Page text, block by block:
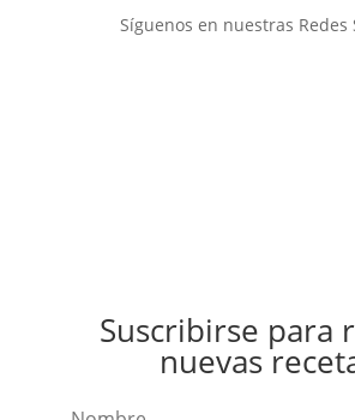
Síguenos en nuestras Redes
Suscribirse para
nuevas